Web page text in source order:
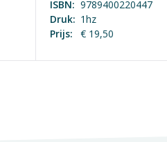
Medewerker
Medewerker
ISBN: 9789400220447
Druk: 1hz
Prijs:
€ 19,50